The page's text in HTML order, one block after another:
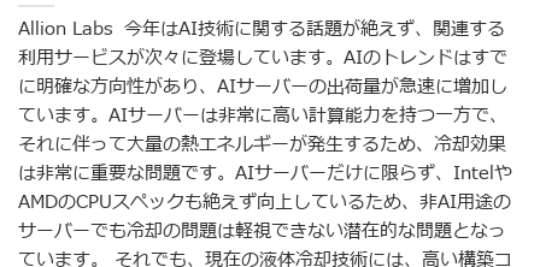
Allion Labs 今年はAI技術に関する話題が絶えず、関連する
利用サービスが次々に登場しています。AIのトレンドはすで
に明確な方向性があり、AIサーバーの出荷量が急速に増加し
ています。AIサーバーは非常に高い計算能力を持つ一方で、
それに伴って大量の熱エネルギーが発生するため、冷却効果
は非常に重要な問題です。AIサーバーだけに限らず、Intelや
AMDのCPUスペックも絶えず向上しているため、非AI用途の
サーバーでも冷却の問題は軽視できない潜在的な問題となっ
ています。 それでも、現在の液体冷却技術には、高い構築コ